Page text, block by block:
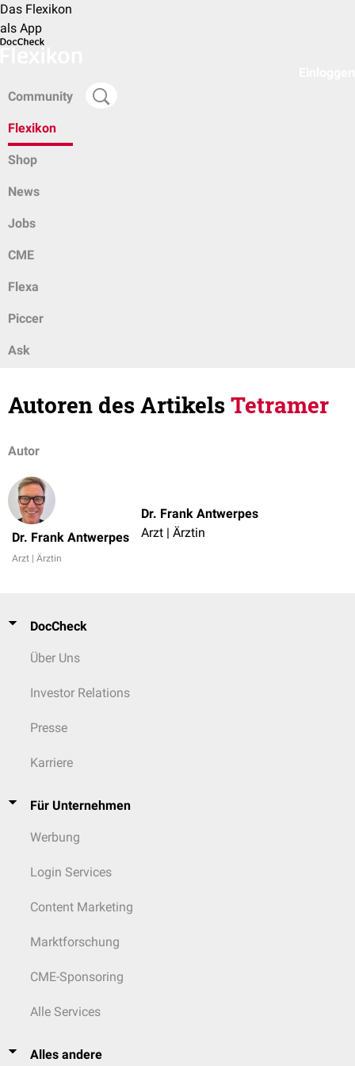
Das Flexikon
als App
Community
Flexikon
Shop
News
Jobs
CME
Flexa
Piccer
Ask
Autoren des ArtikelsTetramer
Autor
Dr. Frank Antwerpes
Arzt | Ärztin
Dr. Frank Antwerpes
Arzt | Ärztin
DocCheck
Über Uns
Investor Relations
Presse
Karriere
Für Unternehmen
Werbung
Login Services
Content Marketing
Marktforschung
CME-Sponsoring
Alle Services
Alles andere